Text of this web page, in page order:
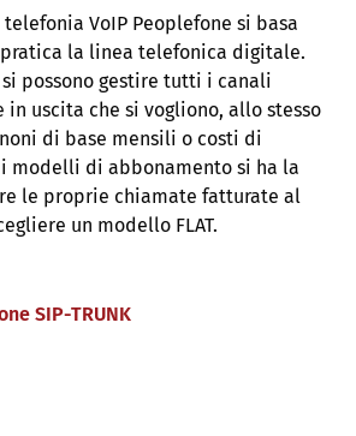
VoIP Peoplefone si basa
pratica la linea telefonica digitale.
si possono gestire tutti i canali
uscita che si vogliono, allo stesso
di base mensili o costi di
i modelli di abbonamento si ha la
le proprie chiamate fatturate al
un modello FLAT.
SIP-TRUNK